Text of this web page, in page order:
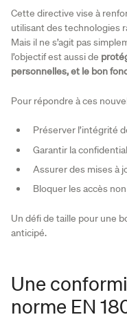
Cette directive vise à
utilisant des technologies
Mais il ne s’agit pas
l’objectif est aussi de
personnelles, et le bon
Pour répondre à ces
Préserver l’intégrité
Garantir la
Assurer des mises à
Bloquer les accès
Un défi de taille pour une
anticipé.
Une
norme EN